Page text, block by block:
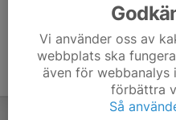
Vi använder oss av
webbplats ska
även för
förbättra
Så